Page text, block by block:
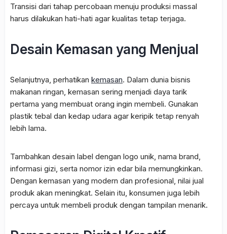
Transisi dari tahap percobaan menuju produksi massal
harus dilakukan hati-hati agar kualitas tetap terjaga.
Desain Kemasan yang Menjual
Selanjutnya, perhatikan kemasan. Dalam dunia bisnis
makanan ringan, kemasan sering menjadi daya tarik
pertama yang membuat orang ingin membeli. Gunakan
plastik tebal dan kedap udara agar keripik tetap renyah
lebih lama.
Tambahkan desain label dengan logo unik, nama brand,
informasi gizi, serta nomor izin edar bila memungkinkan.
Dengan kemasan yang modern dan profesional, nilai jual
produk akan meningkat. Selain itu, konsumen juga lebih
percaya untuk membeli produk dengan tampilan menarik.